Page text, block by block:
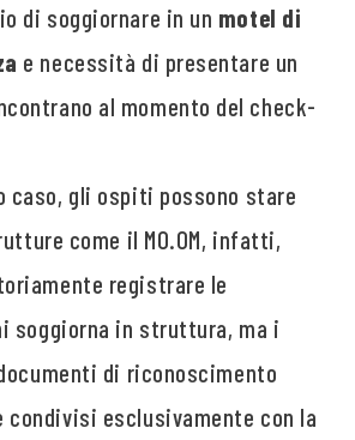
di soggiornare in un motel di
e necessità di presentare un
al momento del check-
caso, gli ospiti possono stare
come il MO.OM, infatti,
registrare le
soggiorna in struttura, ma i
di riconoscimento
condivisi esclusivamente con la